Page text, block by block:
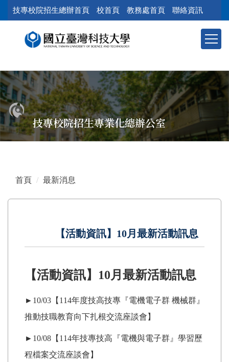
到
容
區
塊
技專校院招生總辦首頁 校首頁 教務處首頁 聯絡資訊
技專校院招生專業化總辦公室
首頁 最新消息
【活動資訊】10月最新活動訊息
【活動資訊】10月最新活動訊息
►10/03【114年度技高技專『電機電子群 機械群』
推動技職教育向下扎根交流座談會】
►10/08【114年技專技高『電機與電子群』學習歷
程檔案交流座談會】